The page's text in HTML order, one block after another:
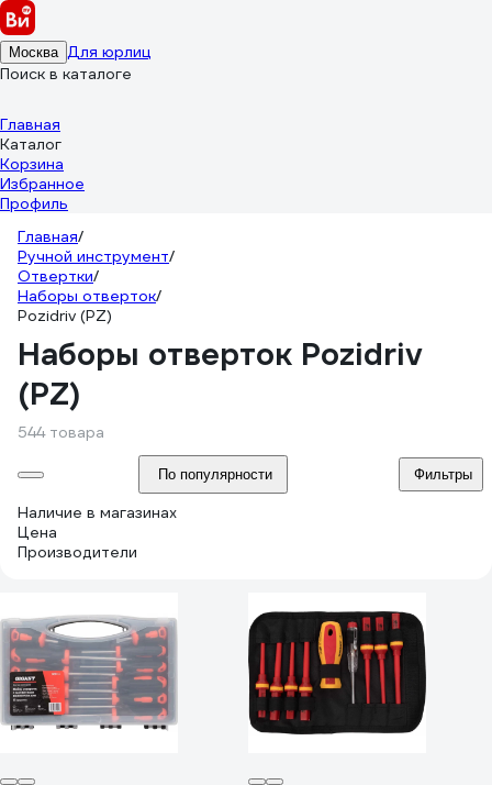
Москва Для юрлиц
Поиск в каталоге
Главная
Каталог
Корзина
Избранное
Профиль
Главная/
Ручной инструмент/
Отвертки/
Наборы отверток/
Pozidriv (PZ)
Наборы отверток Рozidriv
(PZ)
544 товара
По популярности Фильтры
Наличие в магазинах
Цена
Производители